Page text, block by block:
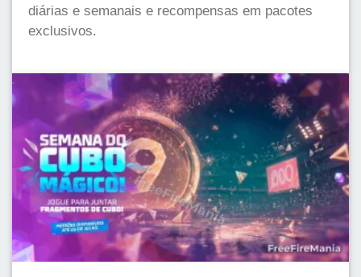
diárias e semanais e recompensas em pacotes
exclusivos.